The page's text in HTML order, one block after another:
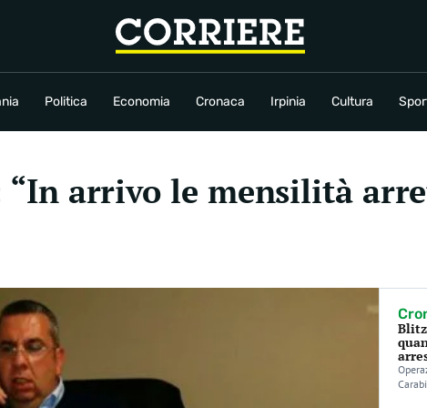
Politica Economia Cronaca Irpinia Cultura
Cronaca Irpinia Sport Rubriche
“In arrivo le mensilità